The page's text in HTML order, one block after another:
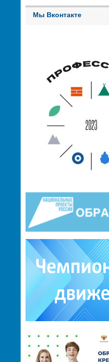
Мы Вконтакте